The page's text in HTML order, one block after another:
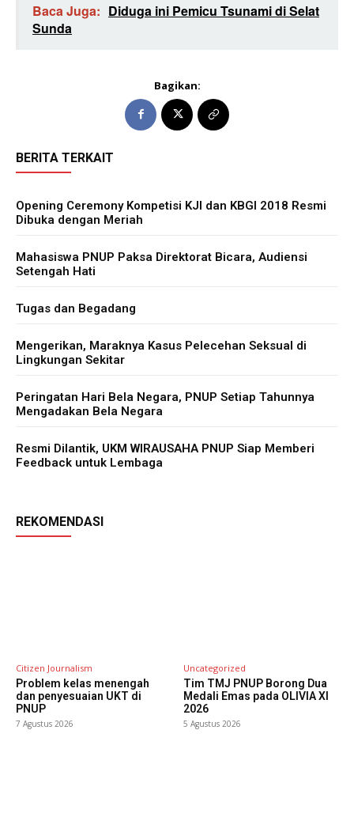
Baca Juga: Diduga ini Pemicu Tsunami di Selat
Sunda
Bagikan:
BERITA TERKAIT
Opening Ceremony Kompetisi KJI dan KBGI 2018 Resmi
Dibuka dengan Meriah
Mahasiswa PNUP Paksa Direktorat Bicara, Audiensi
Setengah Hati
Tugas dan Begadang
Mengerikan, Maraknya Kasus Pelecehan Seksual di
Lingkungan Sekitar
Peringatan Hari Bela Negara, PNUP Setiap Tahunnya
Mengadakan Bela Negara
Resmi Dilantik, UKM WIRAUSAHA PNUP Siap Memberi
Feedback untuk Lembaga
REKOMENDASI
Citizen Journalism
Problem kelas menengah
dan penyesuaian UKT di
PNUP
7 Agustus 2026
Uncategorized
Tim TMJ PNUP Borong Dua
Medali Emas pada OLIVIA XI
2026
5 Agustus 2026